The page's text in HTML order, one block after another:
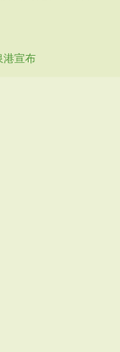
港宣布